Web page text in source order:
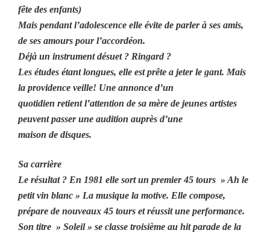
fête des enfants)
Mais pendant l’adolescence elle évite de parler à ses amis,
de ses amours pour l’accordéon.
Déjà un instrument désuet ? Ringard ?
Les études étant longues, elle est prête a jeter le gant. Mais
la providence veille! Une annonce d’un
quotidien retient l’attention de sa mère de jeunes artistes
peuvent passer une audition auprès d’une
maison de disques.
Sa carrière
Le résultat ? En 1981 elle sort un premier 45 tours » Ah le
petit vin blanc » La musique la motive. Elle compose,
prépare de nouveaux 45 tours et réussit une performance.
Son titre » Soleil » se classe troisième au hit parade de la